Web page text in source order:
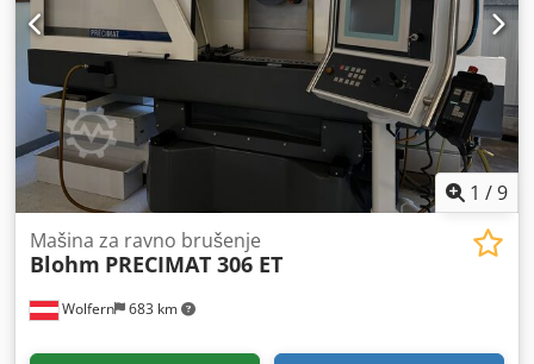
1 /9
Wolfern 683 km
Mašina za ravno brušenje
Blohm PRECIMAT 306 ET